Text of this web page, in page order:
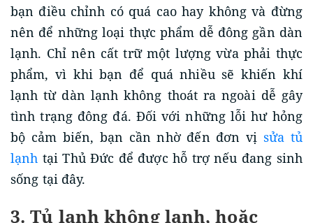
bạn điều chỉnh có quá cao hay không và đừng
nên để những loại thực phẩm dễ đông gần dàn
lạnh. Chỉ nên cất trữ một lượng vừa phải thực
phẩm, vì khi bạn để quá nhiều sẽ khiến khí
lạnh từ dàn lạnh không thoát ra ngoài dễ gây
tình trạng đông đá. Đối với những lỗi hư hỏng
bộ cảm biến, bạn cần nhờ đến đơn vị sửa tủ
lạnh tại Thủ Đức để được hỗ trợ nếu đang sinh
sống tại đây.
3. Tủ lạnh không lạnh, hoặc